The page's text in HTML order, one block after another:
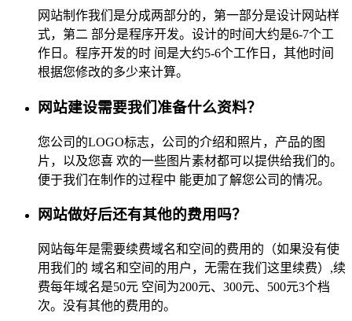
网站制作我们是分成两部分的，第一部分是设计网站样
式，第二 部分是程序开发。设计的时间大约是6-7个工
作日。程序开发的时 间是大约5-6个工作日，其他时间
根据您修改的多少来计算。
网站建设需要我们准备什么资料？
您公司的LOGO标志，公司的介绍和照片，产品的图
片，以及您喜 欢的一些图片素材都可以提供给我们的。
便于我们在制作的过程中 能更加了解您公司的情况。
网站做好后还有其他的费用吗？
网站每年是需要续费域名和空间的费用的（如果没有使
用我们的 域名和空间的用户，无需在我们这里续费）,续
费每年域名是50元 空间为200元、300元、500元3个档
次。没有其他的费用的。